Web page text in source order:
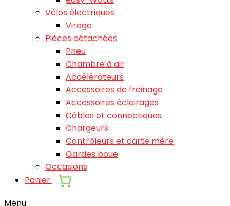
Vélos électriques
Virage
Pièces détachées
Pneu
Chambre à air
Accélérateurs
Accessoires de freinage
Accessoires éclairages
Câbles et connectiques
Chargeurs
Contrôleurs et carte mère
Gardes boue
Occasions
Panier
Menu